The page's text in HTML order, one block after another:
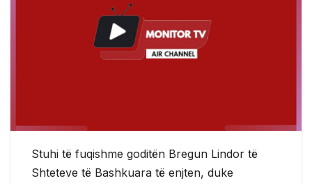
Stuhi të fuqishme goditën Bregun Lindor të
Shteteve të Bashkuara të enjten, duke